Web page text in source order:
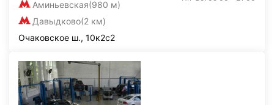
Аминьевская(980 м)
Давыдково(2 км)
Очаковское ш., 10к2с2